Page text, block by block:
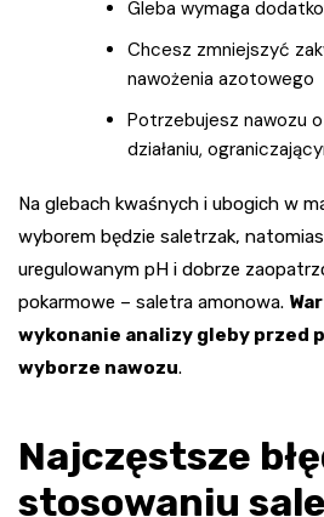
Gleba wymaga
Chcesz zmniejszyć
nawożenia azotowego
Potrzebujesz nawozu
działaniu,
Na glebach kwaśnych i ubogich w
wyborem będzie saletrzak,
uregulowanym pH i dobrze
pokarmowe – saletra amonowa.
wykonanie analizy gleby przed
wyborze nawozu.
Najczęstsze
stosowaniu